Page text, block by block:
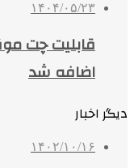
۱۴۰۴/۰۵/۲۳
قابلیت چت
اضافه شد
دیگر اخبار
۱۴۰۲/۱۰/۱۶